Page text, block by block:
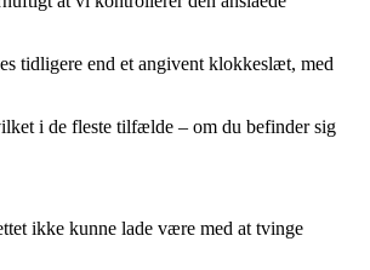
tidligere end et angivent klokkeslæt, med
i de fleste tilfælde – om du befinder sig
ikke kunne lade være med at tvinge